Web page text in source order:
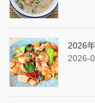
2026
2026-